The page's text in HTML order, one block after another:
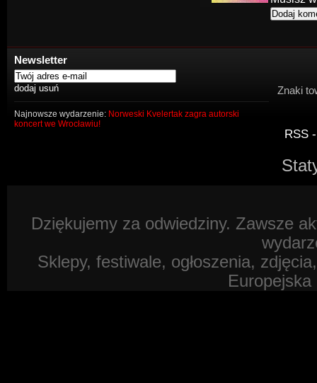
Newsletter
Najnowsze wydarzenie: Norweski Kvelertak zagra autorski
koncert we Wrocławiu!
Znaki
RSS
Dziękujemy za odwiedziny. Zawsze
Sklepy, festiwale, ogłoszenia,